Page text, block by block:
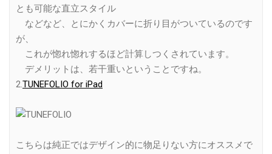
とも可能な直立スタイル
などなど、とにかくカバーに折り目がついているのです
が、
これが惚れ惚れするほど計算しつくされています。
デメリットは、若干重いということですね。
2.TUNEFOLIO for iPad
こちらは純正ではデザイン的に物足りない方にオススメで